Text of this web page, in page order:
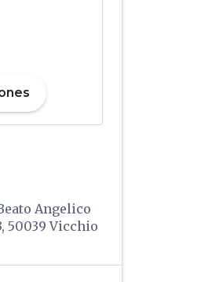
Angelico
50039 Vicchio